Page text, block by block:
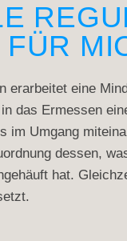
FÜR
erarbeitet eine
das Ermessen
im Umgang
dessen,
hat.